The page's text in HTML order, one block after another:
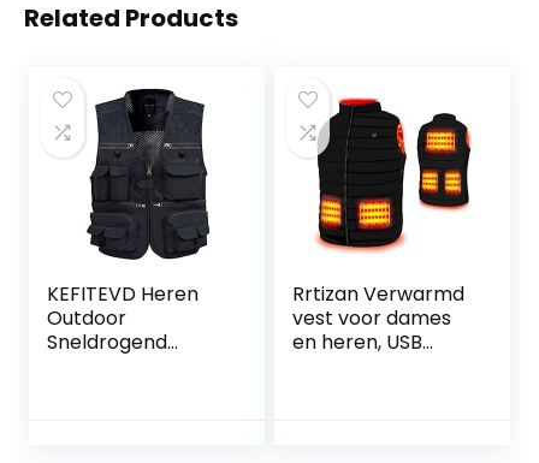
Related Products
KEFITEVD Heren
Outdoor
Sneldrogend
Rrtizan Verwarmd
vest voor dames
en heren, USB